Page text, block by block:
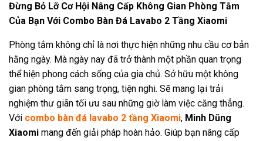
Đừng Bỏ Lỡ Cơ Hội Nâng Cấp Không Gian Phòng Tắm
Của Bạn Với Combo Bàn Đá Lavabo 2 Tầng Xiaomi
Phòng tắm không chỉ là nơi thực hiện những nhu cầu cơ bản
hằng ngày. Mà ngày nay đã trở thành một phần quan trọng
thể hiện phong cách sống của gia chủ. Sở hữu một không
gian phòng tắm sang trọng, tiện nghi. Sẽ mang lại trải
nghiệm thư giãn tối ưu sau những giờ làm việc căng thẳng.
Với combo bàn đá lavabo 2 tầng Xiaomi, Minh Dũng
Xiaomi mang đến giải pháp hoàn hảo. Giúp bạn nâng cấp